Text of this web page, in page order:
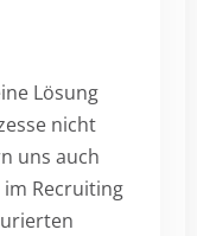
Lösung
nicht
uns auch
Recruiting